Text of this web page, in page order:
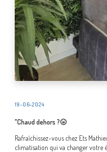
19-06-2024
"Chaud dehors ?🌝
Rafraîchissez-vous chez Ets
climatisation qui va changer votre